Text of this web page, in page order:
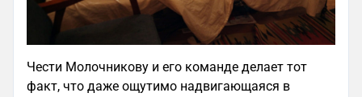
Чести Молочникову и его команде делает тот
факт, что даже ощутимо надвигающаяся в